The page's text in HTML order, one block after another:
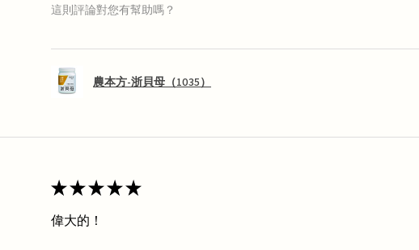
這則評論對您有幫助嗎？
農本方-浙貝母（1035）
★★★★★
偉大的！